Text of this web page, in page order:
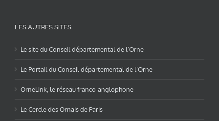
LES AUTRES SITES
Le site du Conseil départemental de l’Orne
Le Portail du Conseil départemental de l’Orne
OrneLink, le réseau franco-anglophone
Le Cercle des Ornais de Paris